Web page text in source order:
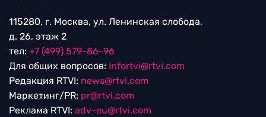
115280, г. Москва, ул. Ленинская слобода,
д. 26, этаж 2
тел: +7 (499) 579-86-96
Для общих вопросов: Infortvi@rtvi.com
Редакция RTVI: news@rtvi.com
Маркетинг/PR: pr@rtvi.com
Реклама RTVI: adv-eu@rtvi.com